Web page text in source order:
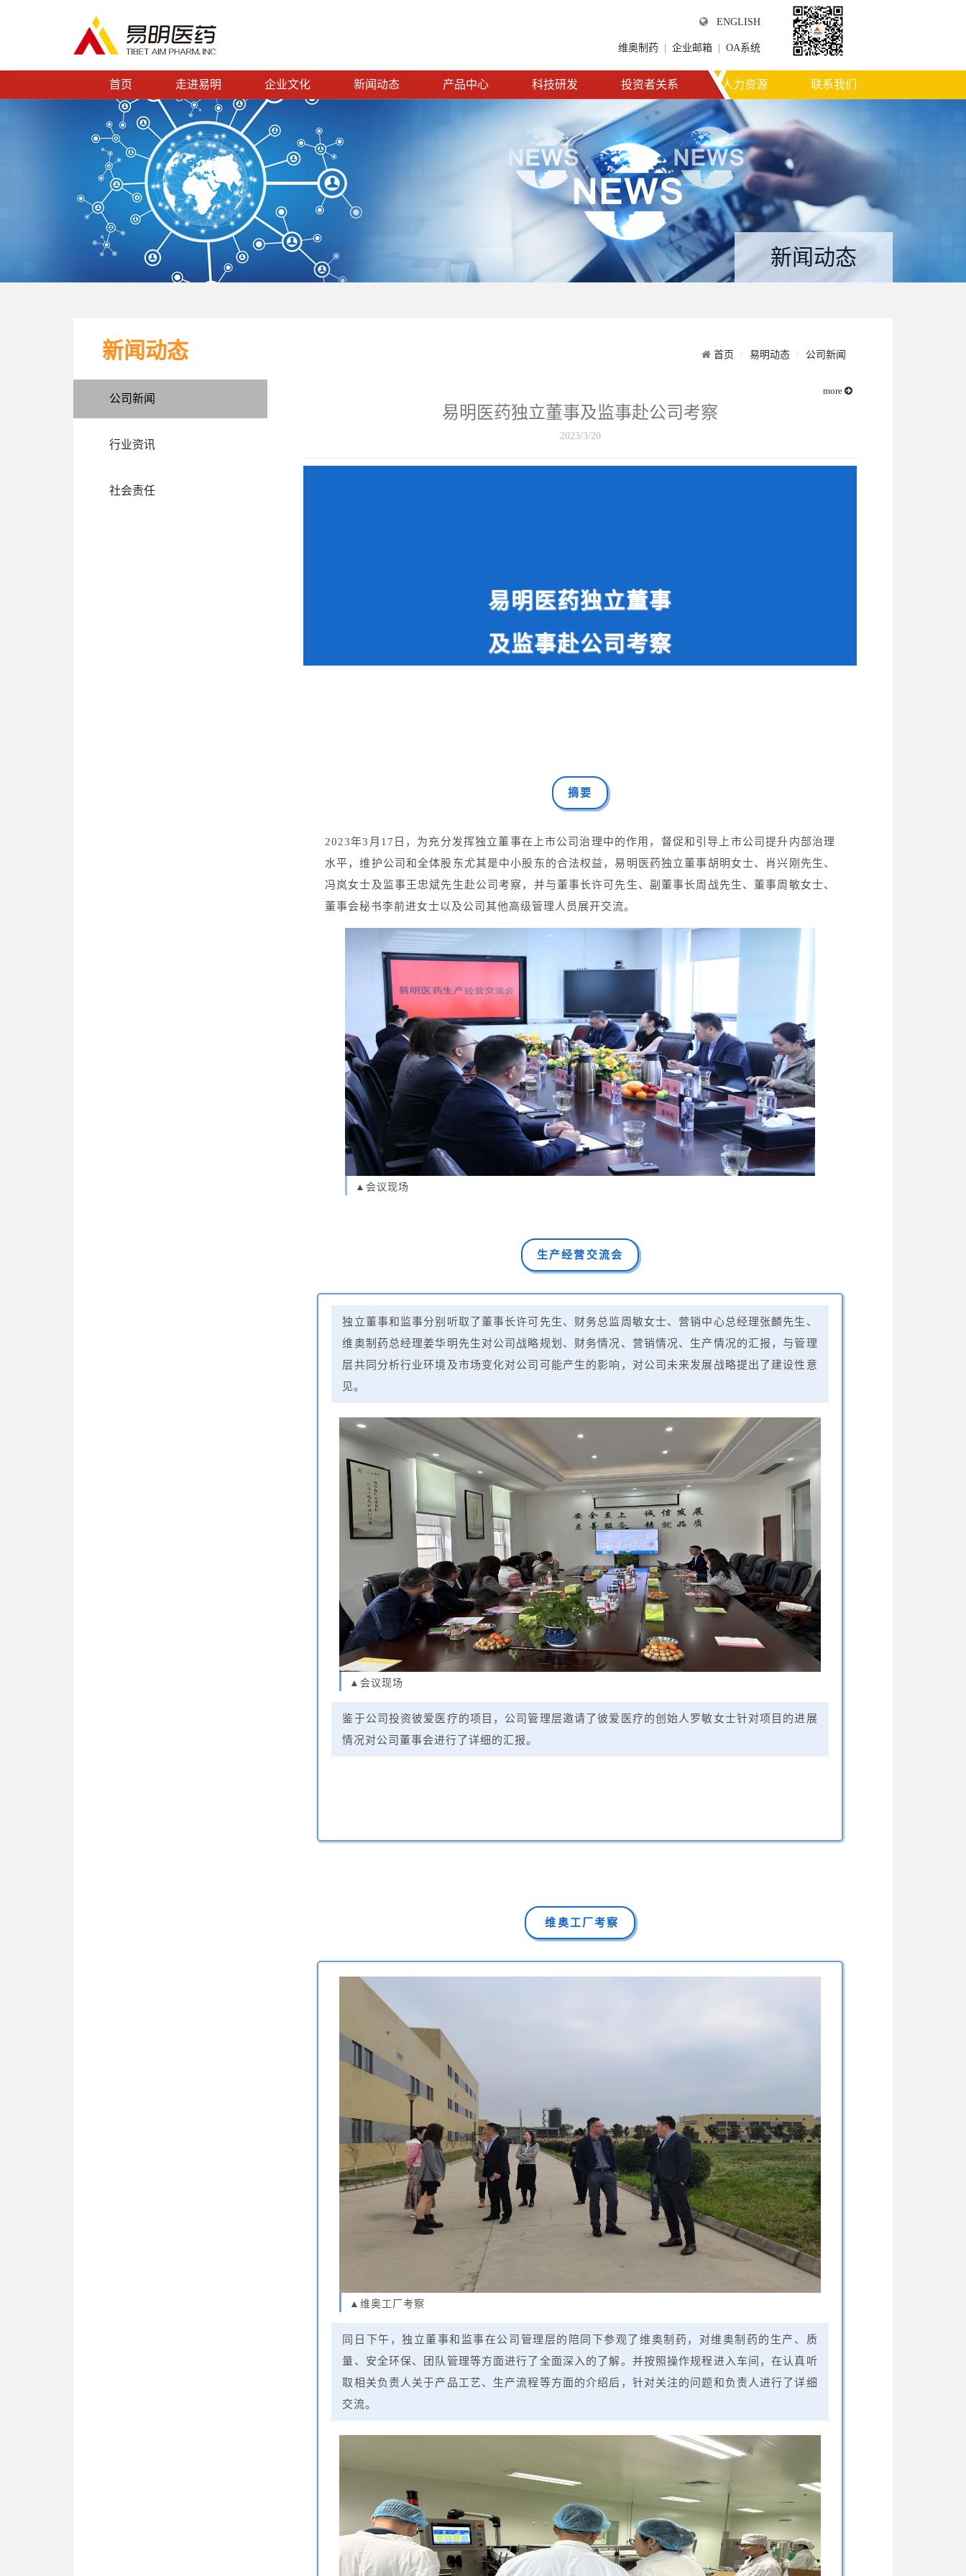
ENGLISH
维奥制药 企业邮箱 OA系统
首页 走进易明 企业文化 新闻动态 产品中心 科技研发 投资者关系 人力资源 联系我们
新闻动态
新闻动态
公司新闻
行业资讯
社会责任
首页 易明动态 公司新闻
more
易明医药独立董事及监事赴公司考察
2023/3/20
易明医药独立董事
及监事赴公司考察
摘要
2023年3月17日，为充分发挥独立董事在上市公司治理中的作用，督促和引导上市公司提升内部治理
水平，维护公司和全体股东尤其是中小股东的合法权益，易明医药独立董事胡明女士、肖兴刚先生、
冯岚女士及监事王忠斌先生赴公司考察，并与董事长许可先生、副董事长周战先生、董事周敏女士、
董事会秘书李前进女士以及公司其他高级管理人员展开交流。
▲会议现场
生产经营交流会
独立董事和监事分别听取了董事长许可先生、财务总监周敏女士、营销中心总经理张麟先生、
维奥制药总经理姜华明先生对公司战略规划、财务情况、营销情况、生产情况的汇报，与管理
层共同分析行业环境及市场变化对公司可能产生的影响，对公司未来发展战略提出了建设性意
见。
▲会议现场
鉴于公司投资彼爱医疗的项目，公司管理层邀请了彼爱医疗的创始人罗敏女士针对项目的进展
情况对公司董事会进行了详细的汇报。
维奥工厂考察
▲维奥工厂考察
同日下午，独立董事和监事在公司管理层的陪同下参观了维奥制药，对维奥制药的生产、质
量、安全环保、团队管理等方面进行了全面深入的了解。并按照操作规程进入车间，在认真听
取相关负责人关于产品工艺、生产流程等方面的介绍后，针对关注的问题和负责人进行了详细
交流。